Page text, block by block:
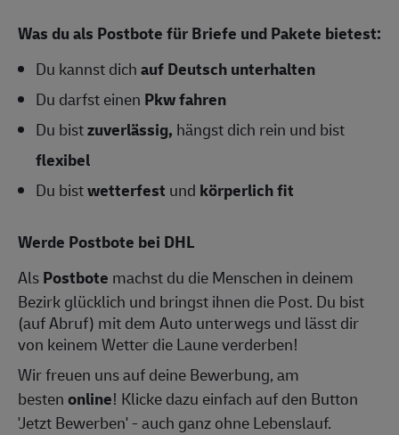
Was du als Postbote für Briefe und Pakete bietest:
Du kannst dichauf Deutsch unterhalten
Du darfst einen Pkw fahren
Du bistzuverlässig, hängst dich rein und bist
flexibel
Du bistwetterfest und körperlich fit
Werde Postbote bei DHL
AlsPostbote machst du die Menschen in deinem
Bezirk glücklich und bringst ihnen die Post. Du bist
(auf Abruf) mit dem Auto unterwegs und lässt dir
von keinem Wetter die Laune verderben!
Wir freuen uns auf deine Bewerbung, am
bestenonline! Klicke dazu einfach auf den Button
'Jetzt Bewerben' - auch ganz ohne Lebenslauf.